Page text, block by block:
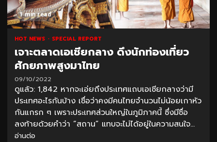
1 min read
HOT NEWS SPECIAL REPORT
เจาะตลาดเอเชียกลาง ดึงนักท่องเที่ยว
ศักยภาพสูงมาไทย
09/10/2022
ดูแล้ว: 1,842 หากจะเอ่ยถึงประเทศแถบเอเชียกลางว่ามี
ประเทศอะไรกันบ้าง เชื่อว่าคงมีคนไทยจำนวนไม่น้อยเกาหัว
กันแกรก ๆ เพราะประเทศส่วนใหญ่ในภูมิภาคนี้ ซึ่งมีชื่อ
ลงท้ายด้วยคำว่า “สถาน” แทบจะไม่ได้อยู่ในความสนใจ...
อ่านต่อ